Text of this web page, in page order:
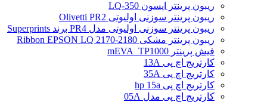
ریبون پرینتر اپسون LQ-350
ریبون پرینتر سوزنی اولیوتی Olivetti PR2
ریبون پرینتر سوزنی اولیوتی مدل PR4 برند Superprints
ریبون پرینتر مشکی Ribbon EPSON LQ 2170-2180
فیش پرینتر mEVA_TP1000
کارتریج اچ پی 13A
کارتریج اچ پی 35A
کارتریج اچ پی hp 15a
کارتریج اچ پی مدل 05A